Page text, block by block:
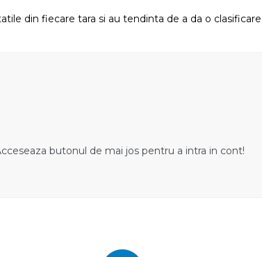
din fiecare tara si au tendinta de a da o
butonul de mai jos pentru a intra in cont!